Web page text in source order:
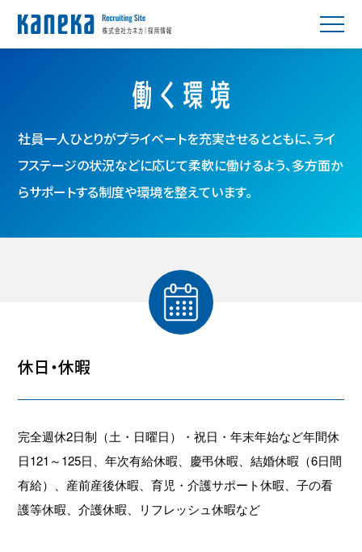
社員一人ひとりがプライベートを充実させるとともに、ライ
フステージの状況などに応じて柔軟に働けるよう、多方面か
らサポートする制度や環境を整えています。
休日・休暇
完全週休2日制（土・日曜日）・祝日・年末年始など年間休
日121～125日、年次有給休暇、慶弔休暇、結婚休暇（6日間
有給）、産前産後休暇、育児・介護サポート休暇、子の看
護等休暇、介護休暇、リフレッシュ休暇など